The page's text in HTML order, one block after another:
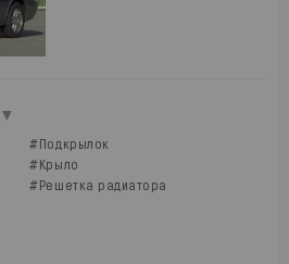
#Подкрылок
#Крыло
#Решетка радиатора